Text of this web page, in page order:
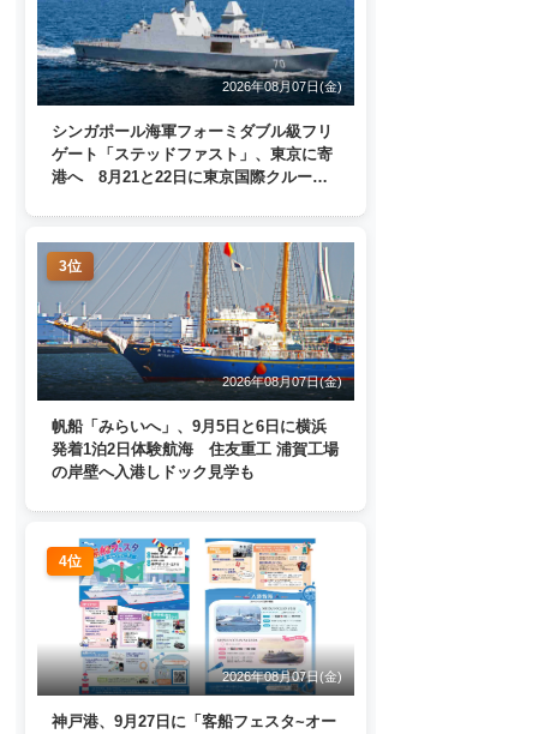
2026年08月07日(金)
シンガポール海軍フォーミダブル級フリ
ゲート「ステッドファスト」、東京に寄
港へ 8月21と22日に東京国際クルーズ
3位
2026年08月07日(金)
帆船「みらいへ」、9月5日と6日に横浜
発着1泊2日体験航海 住友重工 浦賀工場
の岸壁へ入港しドック見学も
4位
2026年08月07日(金)
神戸港、9月27日に「客船フェスタ~オー